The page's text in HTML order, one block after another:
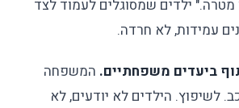
מטרה." ילדים שמסוגלים לעמוד לצד
עמידות, לא חרדה.
המשפחה
לשיפוץ. הילדים לא יודעים, לא